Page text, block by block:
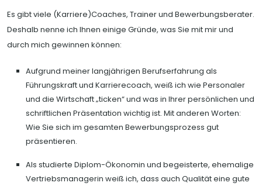
Es gibt viele (Karriere)Coaches, Trainer und Bewerbungsberater.
Deshalb nenne ich Ihnen einige Gründe, was Sie mit mir und
durch mich gewinnen können:
Aufgrund meiner langjährigen Berufserfahrung als
Führungskraft und Karrierecoach, weiß ich wie Personaler
und die Wirtschaft „ticken“ und was in Ihrer persönlichen und
schriftlichen Präsentation wichtig ist. Mit anderen Worten:
Wie Sie sich im gesamten Bewerbungsprozess gut
präsentieren.
Als studierte Diplom-Ökonomin und begeisterte, ehemalige
Vertriebsmanagerin weiß ich, dass auch Qualität eine gute